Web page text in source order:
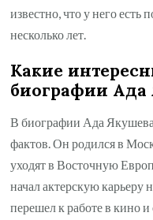
известно, что у него есть
несколько лет.
Какие
биографии Ада
В биографии Ада Якушева
фактов. Он родился в
уходят в Восточную
начал актерскую карьеру
перешел к работе в кино